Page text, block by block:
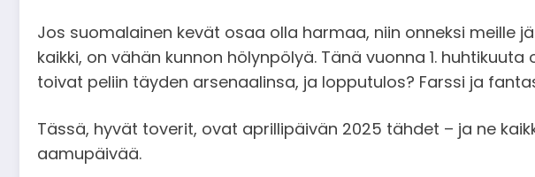
Jos suomalainen kevät osaa olla harmaa, niin onneksi meille
kaikki, on vähän kunnon hölynpölyä. Tänä vuonna 1.
toivat peliin täyden arsenaalinsa, ja lopputulos? Farssi ja
Tässä, hyvät toverit, ovat aprillipäivän 2025 tähdet – ja ne
aamupäivää.